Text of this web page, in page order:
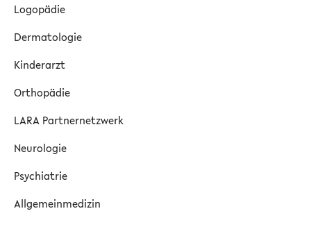
Logopädie
Dermatologie
Kinderarzt
Orthopädie
LARA Partnernetzwerk
Neurologie
Psychiatrie
Allgemeinmedizin